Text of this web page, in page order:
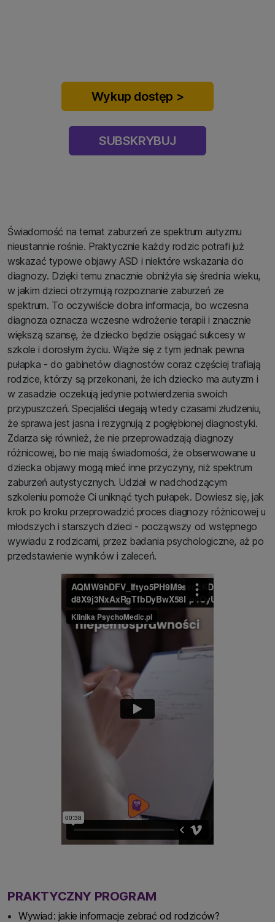
Wykup dostęp >
SUBSKRYBUJ
Świadomość na temat zaburzeń ze spektrum autyzmu
nieustannie rośnie. Praktycznie każdy rodzic potrafi już
wskazać typowe objawy ASD i niektóre wskazania do
diagnozy. Dzięki temu znacznie obniżyła się średnia wieku,
w jakim dzieci otrzymują rozpoznanie zaburzeń ze
spektrum. To oczywiście dobra informacja, bo wczesna
diagnoza oznacza wczesne wdrożenie terapii i znacznie
większą szansę, że dziecko będzie osiągać sukcesy w
szkole i dorosłym życiu. Wiąże się z tym jednak pewna
pułapka - do gabinetów diagnostów coraz częściej trafiają
rodzice, którzy są przekonani, że ich dziecko ma autyzm i
w zasadzie oczekują jedynie potwierdzenia swoich
przypuszczeń. Specjaliści ulegają wtedy czasami złudzeniu,
że sprawa jest jasna i rezygnują z pogłębionej diagnostyki.
Zdarza się również, że nie przeprowadzają diagnozy
różnicowej, bo nie mają świadomości, że obserwowane u
dziecka objawy mogą mieć inne przyczyny, niż spektrum
zaburzeń autystycznych. Udział w nadchodzącym
szkoleniu pomoże Ci uniknąć tych pułapek. Dowiesz się, jak
krok po kroku przeprowadzić proces diagnozy różnicowej u
młodszych i starszych dzieci - począwszy od wstępnego
wywiadu z rodzicami, przez badania psychologiczne, aż po
przedstawienie wyników i zaleceń.
PRAKTYCZNY PROGRAM
Wywiad: jakie informacje zebrać od rodziców?